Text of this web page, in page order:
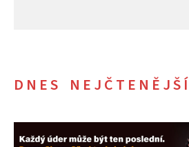
DNES NEJČTENĚJŠÍ